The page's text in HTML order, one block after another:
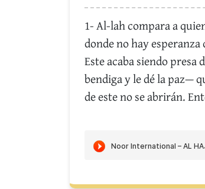
1- Al-lah compara a
donde no hay
Este acaba siendo
bendiga y le dé la paz—
de este no se abrirán.